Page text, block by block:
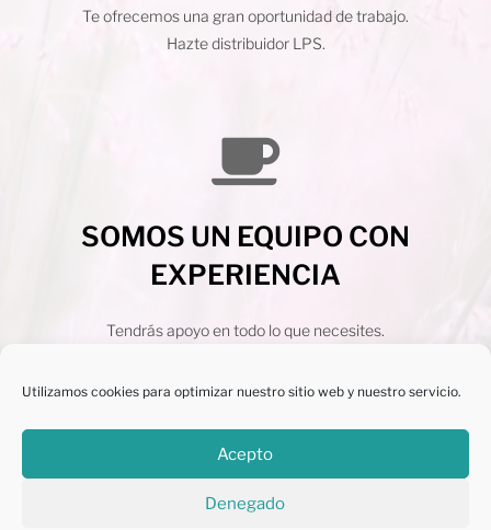
Utilizamos cookies para optimizar nuestro sitio web y nuestro servicio.
Acepto
Denegado
Te ofrecemos una gran oportunidad de trabajo.
Hazte distribuidor LPS.
SOMOS UN EQUIPO CON
EXPERIENCIA
Tendrás apoyo en todo lo que necesites.
Contacta con la persona que te pasó esta
web